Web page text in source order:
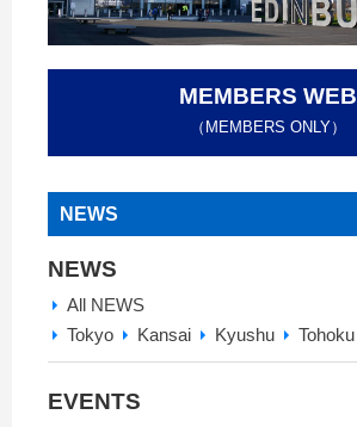
MEMBERS WEB
（MEMBERS ONLY）
NEWS
NEWS
All NEWS
Tokyo
Kansai Kyushu Tohoku
EVENTS